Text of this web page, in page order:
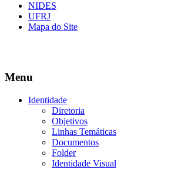
NIDES
UFRJ
Mapa do Site
Menu
Identidade
Diretoria
Objetivos
Linhas Temáticas
Documentos
Folder
Identidade Visual